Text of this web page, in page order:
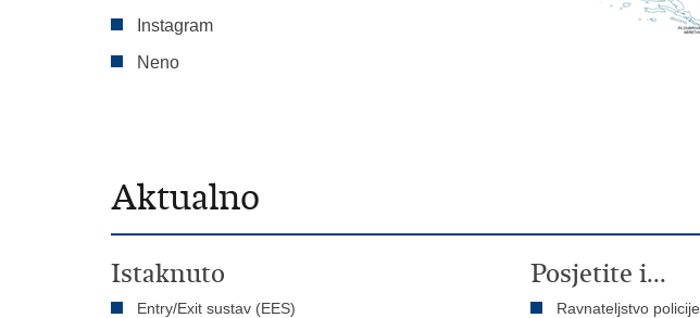
Instagram
Neno
Aktualno
Istaknuto
Entry/Exit sustav (EES)
Posjetite i...
Ravnateljstvo policije